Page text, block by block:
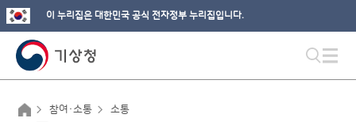
이 누리집은 대한민국 공식 전자정부 누리집입니다.
참여·소통 소통